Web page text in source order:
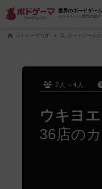
世界のボードゲー
ボードゲーム専門の総合
ボドゲーマTOP ボードゲーム
2人～4人
ウキヨエ
36店の